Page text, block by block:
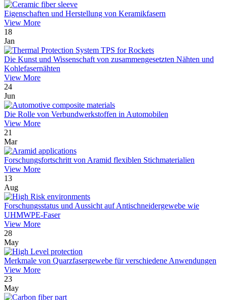
Eigenschaften und Herstellung von Keramikfasern
View More
18
Jan
Die Kunst und Wissenschaft von zusammengesetzten Nähten und
Kohlefasernähten
View More
24
Jun
Die Rolle von Verbundwerkstoffen in Automobilen
View More
21
Mar
Forschungsfortschritt von Aramid flexiblen Stichmaterialien
View More
13
Aug
Forschungsstatus und Aussicht auf Antischneidergewebe wie
UHMWPE-Faser
View More
28
May
Merkmale von Quarzfasergewebe für verschiedene Anwendungen
View More
23
May